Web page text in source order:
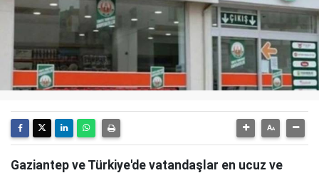
Gaziantep ve Türkiye'de vatandaşlar en ucuz ve